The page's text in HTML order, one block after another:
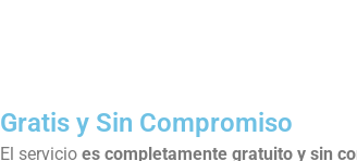
Gratis y Sin Compromiso
El servicio es completamente gratuito y sin